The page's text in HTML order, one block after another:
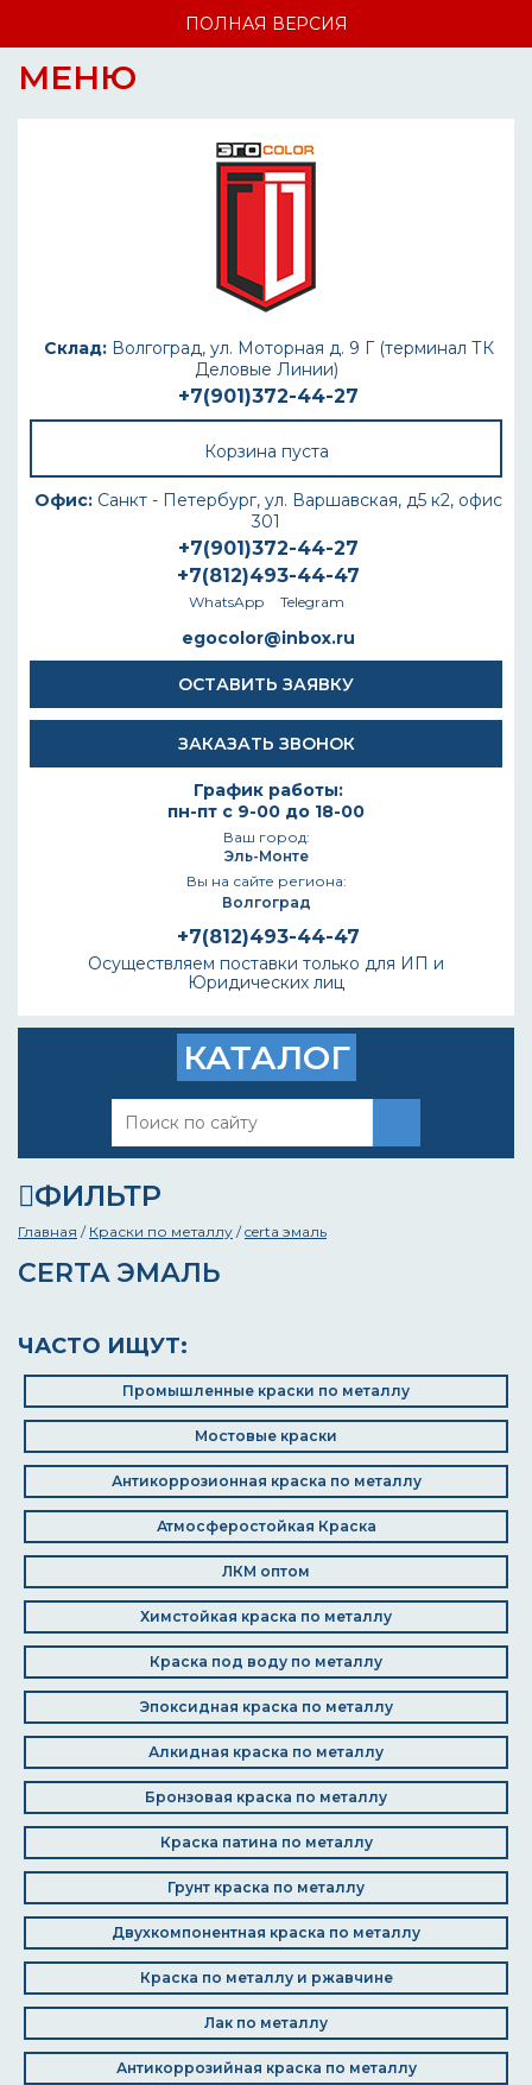
ПОЛНАЯ ВЕРСИЯ
МЕНЮ
Склад:Волгоград, ул. Моторная д. 9 Г (терминал ТК
Деловые Линии)
+7(901)372-44-27
Корзина пуста
Офис: Санкт - Петербург, ул. Варшавская, д5 к2, офис
301
+7(901)372-44-27
+7(812)493-44-47
WhatsApp Telegram
egocolor@inbox.ru
ОСТАВИТЬ ЗАЯВКУ
ЗАКАЗАТЬ ЗВОНОК
График работы:
пн-пт с 9-00 до 18-00
Ваш город:
Эль-Монте
Вы на сайте региона:
Волгоград
+7(812)493-44-47
Осуществляем поставки только для ИП и
Юридических лиц
КАТАЛОГ
ФИЛЬТР
Главная / Краски по металлу /certa эмаль
CERTA ЭМАЛЬ
ЧАСТО ИЩУТ:
Промышленные краски по металлу
Мостовые краски
Антикоррозионная краска по металлу
Атмосферостойкая Краска
ЛКМ оптом
Химстойкая краска по металлу
Краска под воду по металлу
Эпоксидная краска по металлу
Алкидная краска по металлу
Бронзовая краска по металлу
Краска патина по металлу
Грунт краска по металлу
Двухкомпонентная краска по металлу
Краска по металлу и ржавчине
Лак по металлу
Антикоррозийная краска по металлу